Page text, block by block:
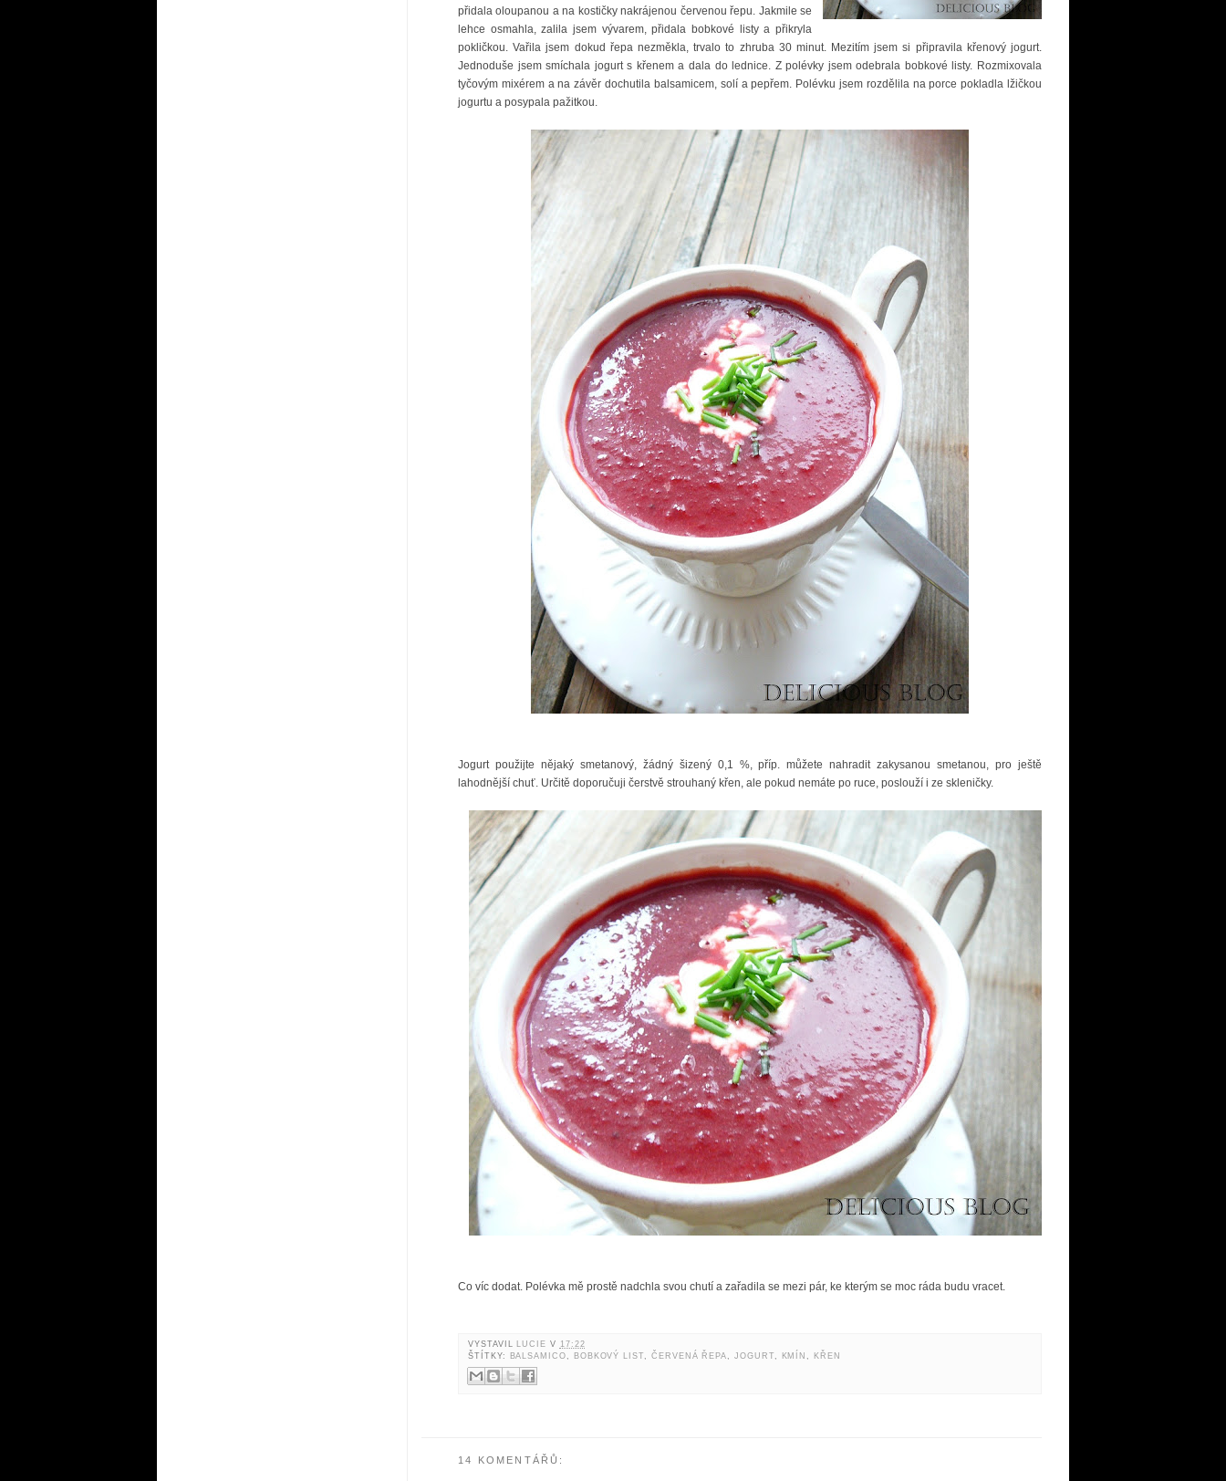
přidala oloupanou a na kostičky nakrájenou červenou řepu. Jakmile se
lehce osmahla, zalila jsem vývarem, přidala bobkové listy a přikryla
pokličkou. Vařila jsem dokud řepa nezměkla, trvalo to zhruba 30 minut. Mezitím jsem si připravila křenový jogurt.
Jednoduše jsem smíchala jogurt s křenem a dala do lednice. Z polévky jsem odebrala bobkové listy. Rozmixovala
tyčovým mixérem a na závěr dochutila balsamicem, solí a pepřem. Polévku jsem rozdělila na porce pokladla lžičkou
jogurtu a posypala pažitkou.
Jogurt použijte nějaký smetanový, žádný šizený 0,1 %, příp. můžete nahradit zakysanou smetanou, pro ještě
lahodnější chuť. Určitě doporučuji čerstvě strouhaný křen, ale pokud nemáte po ruce, poslouží i ze skleničky.
Co víc dodat. Polévka mě prostě nadchla svou chutí a zařadila se mezi pár, ke kterým se moc ráda budu vracet.
VYSTAVIL LUCIEV 17:22
ŠTÍTKY:
BALSAMICO, BOBKOVÝ LIST, ČERVENÁ ŘEPA,JOGURT, KMÍN, KŘEN
14 KOMENTÁŘŮ: